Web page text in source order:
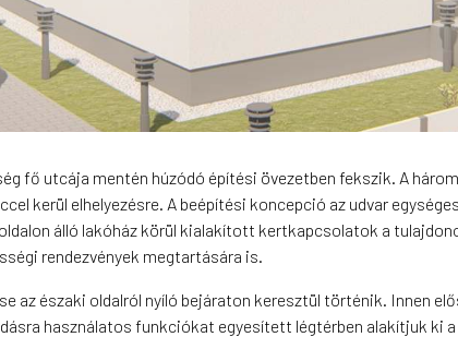
fő utcája mentén húzódó építési övezetben fekszik. A
kerül elhelyezésre. A beépítési koncepció az udvar
álló lakóház körül kialakított kertkapcsolatok a
rendezvények megtartására is.
az északi oldalról nyíló bejáraton keresztül történik. Innen
használatos funkciókat egyesített légtérben alakítjuk ki